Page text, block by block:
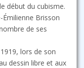
début du cubisme.
Émilienne Brisson
de ses
lors de son
dessin libre et aux